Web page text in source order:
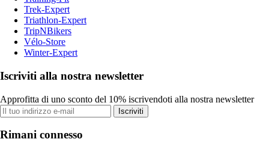
Trek-Expert
Triathlon-Expert
TripNBikers
Vélo-Store
Winter-Expert
Iscriviti alla nostra newsletter
Approfitta di uno sconto del 10% iscrivendoti alla nostra newsletter
Iscriviti
Rimani connesso